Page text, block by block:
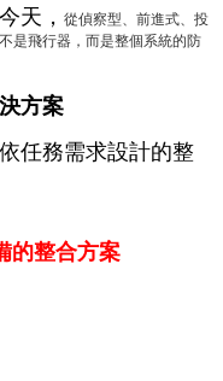
天， 從偵察型、前進式、投
是飛行器，而是整個系統的防
方案
任務需求設計的整
的整合方案